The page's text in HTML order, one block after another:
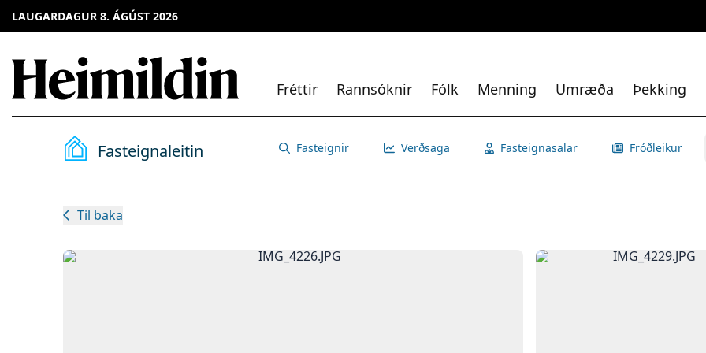
LAUGARDAGUR 8. ÁGÚST 2026
Fréttir Rannsóknir Fólk Menning Umræða Þekking
Fasteignaleitin Fasteignir Verðsaga Fasteignasalar Fróðleikur
Til baka
Opna